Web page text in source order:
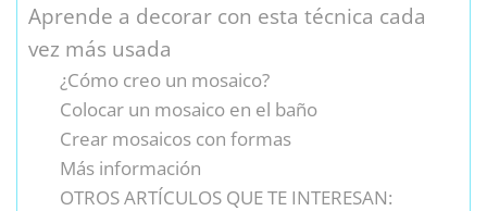
Aprende a decorar con esta técnica cada
vez más usada
¿Cómo creo un mosaico?
Colocar un mosaico en el baño
Crear mosaicos con formas
Más información
OTROS ARTÍCULOS QUE TE INTERESAN: